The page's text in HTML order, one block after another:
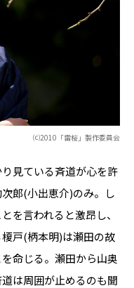
⒞2010「雷桜」製作委員会
見ている斉道が心を許
郎(小出恵介)のみ。し
を言われると激昂し、
戸(柄本明)は瀬田の故
命じる。瀬田から山奥
は周囲が止めるのも聞